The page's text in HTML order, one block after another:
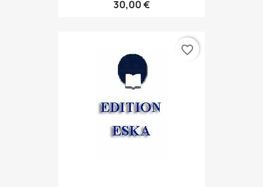
30,00 €
favorite_border